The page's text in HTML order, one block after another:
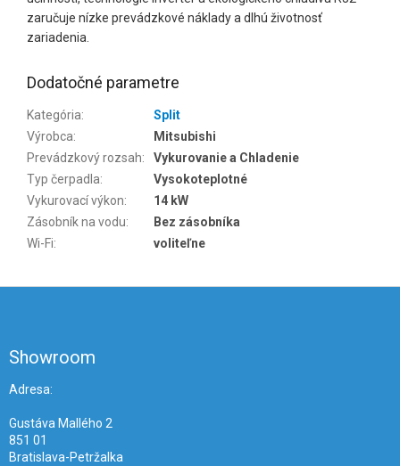
zaručuje nízke prevádzkové náklady a dlhú životnosť
zariadenia.
Dodatočné parametre
Kategória:
Split
Výrobca:
Mitsubishi
Prevádzkový rozsah:
Vykurovanie a Chladenie
Typ čerpadla:
Vysokoteplotné
Vykurovací výkon:
14 kW
Zásobník na vodu:
Bez zásobníka
Wi-Fi: voliteľne
Showroom
Adresa:
Gustáva Mallého 2
851 01
Bratislava-Petržalka